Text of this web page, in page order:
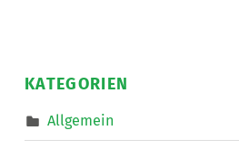
KATEGORIEN
Allgemein